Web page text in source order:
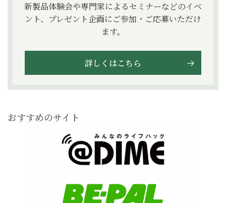
新製品体験会や専門家によるセミナーなどのイベ
ント、プレゼント企画にご参加・ご応募いただけ
ます。
詳しくはこちら
おすすめのサイト